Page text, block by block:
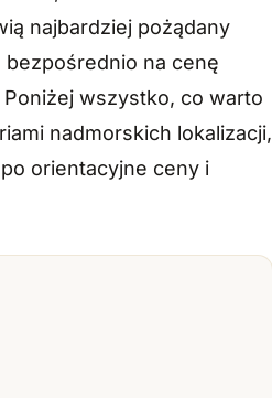
najbardziej pożądany
bezpośrednio na cenę
wszystko, co warto
nadmorskich lokalizacji,
orientacyjne ceny i